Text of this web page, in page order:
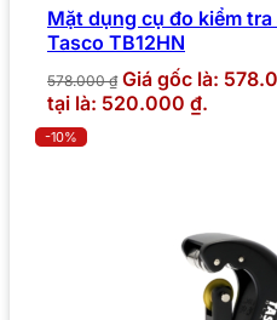
Mặt dụng cụ đo kiểm
Tasco TB12HN
578.000₫ Giá gốc là:
tại là: 520.000 ₫.
-10%